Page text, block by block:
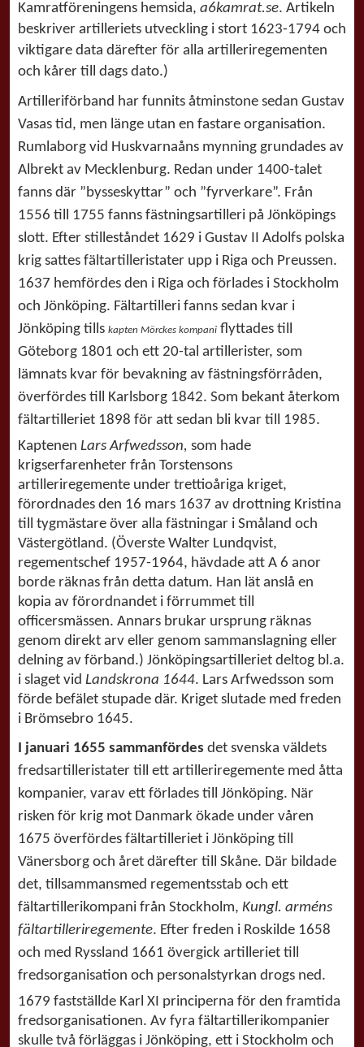
Kamratföreningens hemsida, a6kamrat.se. Artikeln
beskriver artilleriets utveckling i stort 1623-1794 och
viktigare data därefter för alla artilleriregementen
och kårer till dags dato.)
Artilleriförband har funnits åtminstone sedan Gustav
Vasas tid, men länge utan en fastare organisation.
Rumlaborg vid Huskvarnaåns mynning grundades av
Albrekt av Mecklenburg. Redan under 1400-talet
fanns där ”bysseskyttar” och ”fyrverkare”. Från
1556 till 1755 fanns fästningsartilleri på Jönköpings
slott. Efter stilleståndet 1629 i Gustav II Adolfs polska
krig sattes fältartilleristater upp i Riga och Preussen.
1637 hemfördes den i Riga och förlades i Stockholm
och Jönköping. Fältartilleri fanns sedan kvar i
Jönköping tills kapten Mörckes kompani flyttades till
Göteborg 1801 och ett 20-tal artillerister, som
lämnats kvar för bevakning av fästningsförråden,
överfördes till Karlsborg 1842. Som bekant återkom
fältartilleriet 1898 för att sedan bli kvar till 1985.
Kaptenen Lars Arfwedsson, som hade
krigserfarenheter från Torstensons
artilleriregemente under trettioåriga kriget,
förordnades den 16 mars 1637 av drottning Kristina
till tygmästare över alla fästningar i Småland och
Västergötland. (Överste Walter Lundqvist,
regementschef 1957-1964, hävdade att A 6 anor
borde räknas från detta datum. Han lät anslå en
kopia av förordnandet i förrummet till
officersmässen. Annars brukar ursprung räknas
genom direkt arv eller genom sammanslagning eller
delning av förband.) Jönköpingsartilleriet deltog bl.a.
i slaget vid Landskrona 1644. Lars Arfwedsson som
förde befälet stupade där. Kriget slutade med freden
i Brömsebro 1645.
I januari 1655 sammanfördes det svenska väldets
fredsartilleristater till ett artilleriregemente med åtta
kompanier, varav ett förlades till Jönköping. När
risken för krig mot Danmark ökade under våren
1675 överfördes fältartilleriet i Jönköping till
Vänersborg och året därefter till Skåne. Där bildade
det, tillsammansmed regementsstab och ett
fältartillerikompani från Stockholm, Kungl. arméns
fältartilleriregemente. Efter freden i Roskilde 1658
och med Ryssland 1661 övergick artilleriet till
fredsorganisation och personalstyrkan drogs ned.
1679 fastställde Karl XI principerna för den framtida
fredsorganisationen. Av fyra fältartillerikompanier
skulle två förläggas i Jönköping, ett i Stockholm och